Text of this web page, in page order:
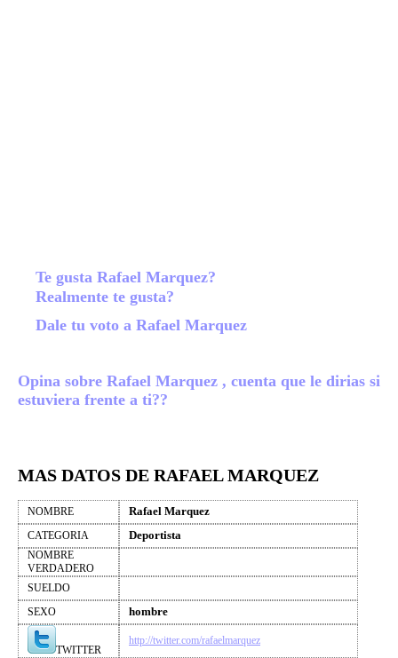
Te gusta Rafael Marquez?
Realmente te gusta?
Dale tu voto a Rafael Marquez
Opina sobre Rafael Marquez , cuenta que le dirias si
estuviera frente a ti??
MAS DATOS DE RAFAEL MARQUEZ
NOMBRE Rafael Marquez
CATEGORIA Deportista
NOMBRE
VERDADERO
SUELDO
SEXO
hombre
TWITTER
http://twitter.com/rafaelmarquez